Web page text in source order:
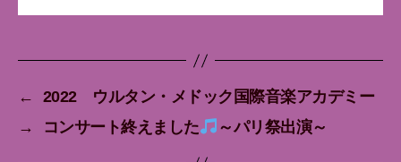
←
2022 ウルタン・メドック国際音楽アカデミー
→
コンサート終えました ～パリ祭出演～